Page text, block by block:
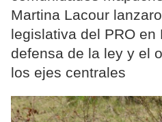
Martina Lacour
legislativa del PRO en
defensa de la ley y el
los ejes centrales